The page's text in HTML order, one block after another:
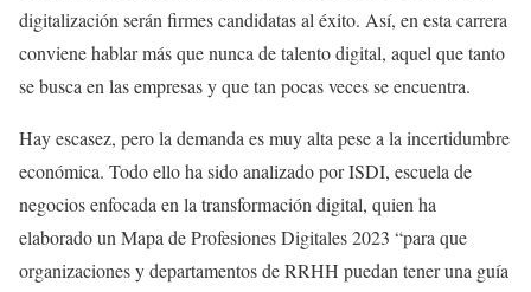
digitalización serán firmes candidatas al éxito. Así, en esta carrera
conviene hablar más que nunca de talento digital, aquel que tanto
se busca en las empresas y que tan pocas veces se encuentra.
Hay escasez, pero la demanda es muy alta pese a la incertidumbre
económica. Todo ello ha sido analizado por ISDI, escuela de
negocios enfocada en la transformación digital, quien ha
elaborado un Mapa de Profesiones Digitales 2023 “para que
organizaciones y departamentos de RRHH puedan tener una guía